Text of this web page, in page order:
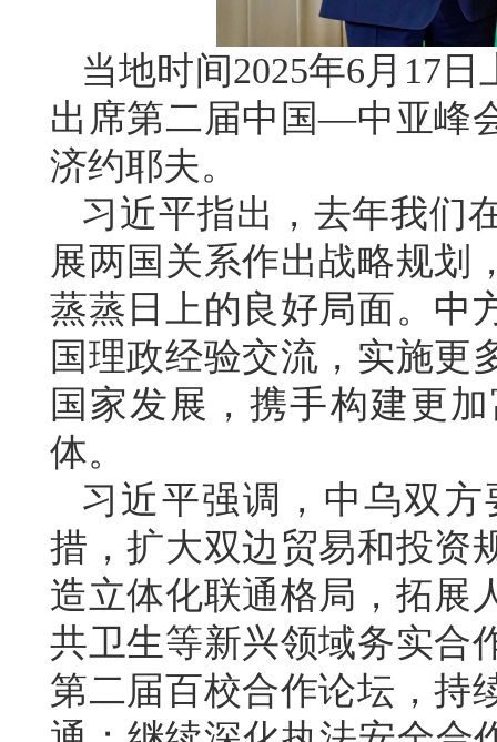
当地时间2025年6月17
出席第二届中国—中亚峰
济约耶夫。
习近平指出，去年我们
展两国关系作出战略规划
蒸蒸日上的良好局面。中
国理政经验交流，实施更
国家发展，携手构建更
体。
习近平强调，中乌双
措，扩大双边贸易和投资
造立体化联通格局，拓展
共卫生等新兴领域务实合
第二届百校合作论坛，持